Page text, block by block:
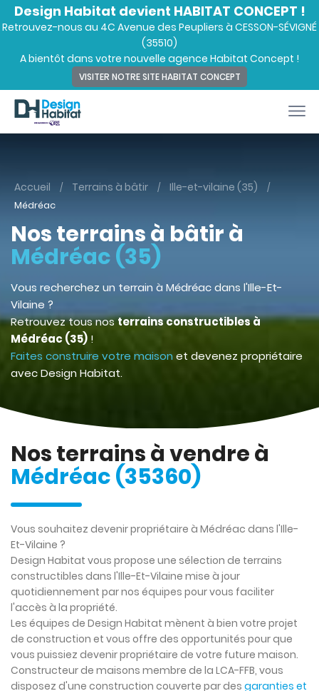
Design Habitat devient HABITAT CONCEPT !
Retrouvez-nous au 4C Avenue des Peupliers à CESSON-SÉVIGNÉ
(35510)
A bientôt dans votre nouvelle agence Habitat Concept !
VISITER NOTRE SITE HABITAT CONCEPT
Accueil Terrains à bâtir Ille-et-vilaine (35)
Médréac
Nos terrains à bâtir à
Médréac (35)
Vous recherchez un terrain à Médréac dans l'Ille-Et-
Vilaine ?
Retrouvez tous nosterrains constructibles à
Médréac (35) !
Faites construire votre maisonet devenez propriétaire
avec Design Habitat.
Nos terrains à vendre à
Médréac (35360)
Vous souhaitez devenir propriétaire à Médréac dans l'Ille-
Et-Vilaine ?
Design Habitat vous propose une sélection de terrains
constructibles dans l'Ille-Et-Vilaine mise à jour
quotidiennement par nos équipes pour vous faciliter
l'accès à la propriété.
Les équipes de Design Habitat mènent à bien votre projet
de construction et vous offre des opportunités pour que
vous puissiez devenir propriétaire de votre future maison.
Constructeur de maisons membre de la LCA-FFB, vous
disposez d'une construction couverte par des garanties et